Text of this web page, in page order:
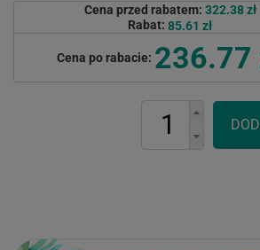
Cena przed rabatem: 322.38 zł
Rabat: 85.61 zł
Cena po rabacie: 236.77